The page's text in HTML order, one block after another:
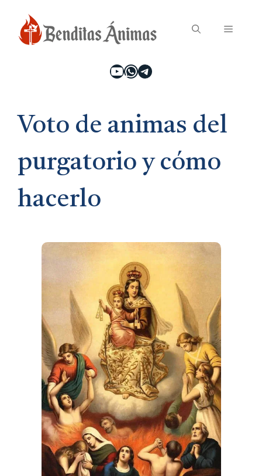
Saltar
Menú
YouTube
WhatsApp
Telegram
Voto de animas del
purgatorio y cómo
hacerlo